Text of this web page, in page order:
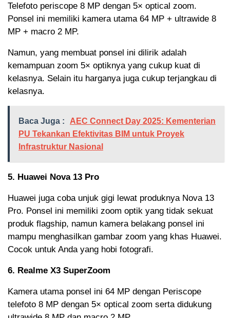
Telefoto periscope 8 MP dengan 5× optical zoom.
Ponsel ini memiliki kamera utama 64 MP + ultrawide 8
MP + macro 2 MP.
Namun, yang membuat ponsel ini dilirik adalah
kemampuan zoom 5× optiknya yang cukup kuat di
kelasnya. Selain itu harganya juga cukup terjangkau di
kelasnya.
Baca Juga :
AEC Connect Day 2025: Kementerian
PU Tekankan Efektivitas BIM untuk Proyek
Infrastruktur Nasional
5. Huawei Nova 13 Pro
Huawei juga coba unjuk gigi lewat produknya Nova 13
Pro. Ponsel ini memiliki zoom optik yang tidak sekuat
produk flagship, namun kamera belakang ponsel ini
mampu menghasilkan gambar zoom yang khas Huawei.
Cocok untuk Anda yang hobi fotografi.
6. Realme X3 SuperZoom
Kamera utama ponsel ini 64 MP dengan Periscope
telefoto 8 MP dengan 5× optical zoom serta didukung